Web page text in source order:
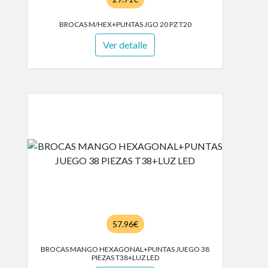
BROCAS M/HEX+PUNTAS JGO 20 PZ T20
Ver detalle
57.96€
BROCAS MANGO HEXAGONAL+PUNTAS JUEGO 38
PIEZAS T38+LUZ LED